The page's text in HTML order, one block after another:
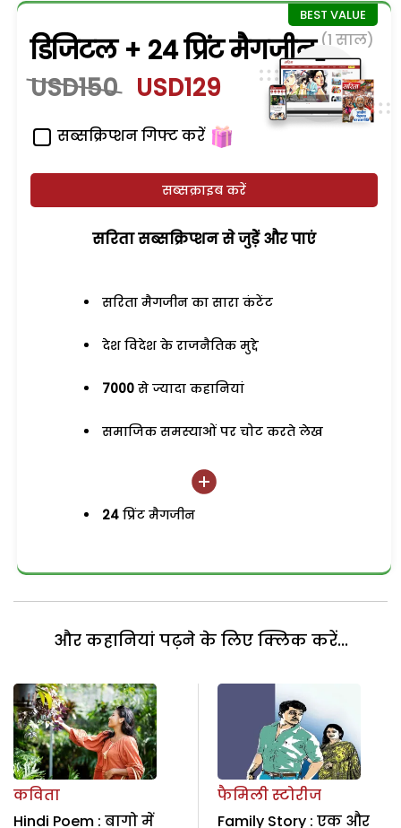
डिजिटल + 24 प्रिंट मैगजीन (1 साल)
USD150 USD129
सब्सक्रिप्शन गिफ्ट करें
सब्सक्राइब करें
सरिता सब्सक्रिप्शन से जुड़ेें और पाएं
सरिता मैगजीन का सारा कंटेंट
देश विदेश के राजनैतिक मुद्दे
7000 से ज्यादा कहानियां
समाजिक समस्याओं पर चोट करते लेख
24 प्रिंट मैगजीन
और कहानियां पढ़ने के लिए क्लिक करें...
कविता
Hindi Poem : बागो में
फैमिली स्टोरीज
Family Story : एक और